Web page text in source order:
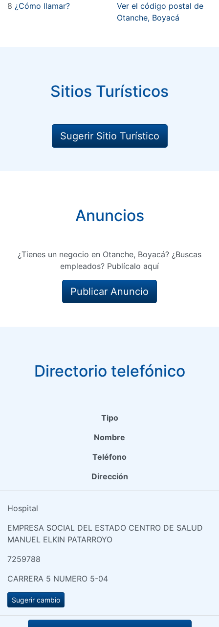
8 ¿Cómo llamar?
Ver el código postal de
Otanche, Boyacá
Sitios Turísticos
Sugerir Sitio Turístico
Anuncios
¿Tienes un negocio en Otanche, Boyacá? ¿Buscas
empleados? Publícalo aquí
Publicar Anuncio
Directorio telefónico
Tipo
Nombre
Teléfono
Dirección
Hospital
EMPRESA SOCIAL DEL ESTADO CENTRO DE SALUD
MANUEL ELKIN PATARROYO
7259788
CARRERA 5 NUMERO 5-04
Sugerir cambio